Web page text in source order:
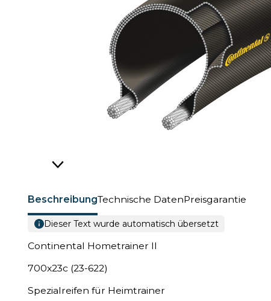
BeschreibungTechnische DatenPreisgarantie
Dieser Text wurde automatisch übersetzt
Continental Hometrainer II
700x23c (23-622)
Spezialreifen für Heimtrainer